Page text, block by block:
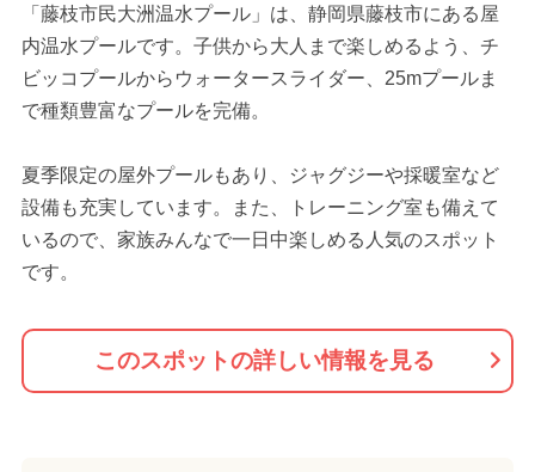
「藤枝市民大洲温水プール」は、静岡県藤枝市にある屋
内温水プールです。子供から大人まで楽しめるよう、チ
ビッコプールからウォータースライダー、25mプールま
で種類豊富なプールを完備。
夏季限定の屋外プールもあり、ジャグジーや採暖室など
設備も充実しています。また、トレーニング室も備えて
いるので、家族みんなで一日中楽しめる人気のスポット
です。
このスポットの詳しい情報を見る